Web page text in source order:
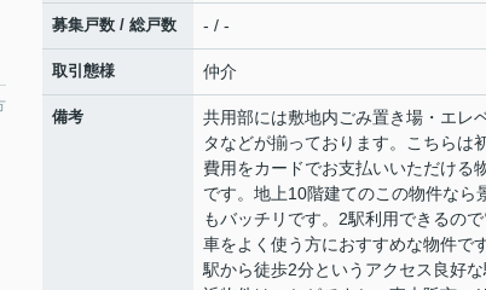
募集戸数 / 総戸数 - / -
取引態様 仲介
備考
共用部には敷地内ごみ置き場・エレ
タなどが揃っております。こちらは
費用をカードでお支払いいただける
です。地上10階建てのこの物件なら
もバッチリです。2駅利用できるの
車をよく使う方におすすめな物件で
駅から徒歩2分というアクセス良好